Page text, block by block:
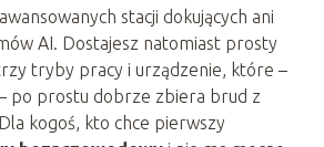
stacji dokujących ani
AI. Dostajesz natomiast prosty
tryby pracy i urządzenie, które –
po prostu dobrze zbiera brud z
kogoś, kto chce pierwszy